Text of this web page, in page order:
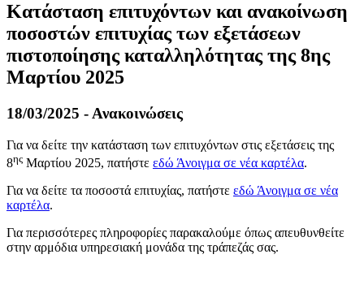
Κατάσταση επιτυχόντων και ανακοίνωση
ποσοστών επιτυχίας των εξετάσεων
πιστοποίησης καταλληλότητας της 8ης
Μαρτίου 2025
18/03/2025 - Ανακοινώσεις
Για να δείτε την κατάσταση των επιτυχόντων στις εξετάσεις της
8ης Μαρτίου 2025, πατήστε εδώ Άνοιγμα σε νέα καρτέλα.
Για να δείτε τα ποσοστά επιτυχίας, πατήστε εδώ Άνοιγμα σε νέα
καρτέλα.
Για περισσότερες πληροφορίες παρακαλούμε όπως απευθυνθείτε
στην αρμόδια υπηρεσιακή μονάδα της τράπεζάς σας.